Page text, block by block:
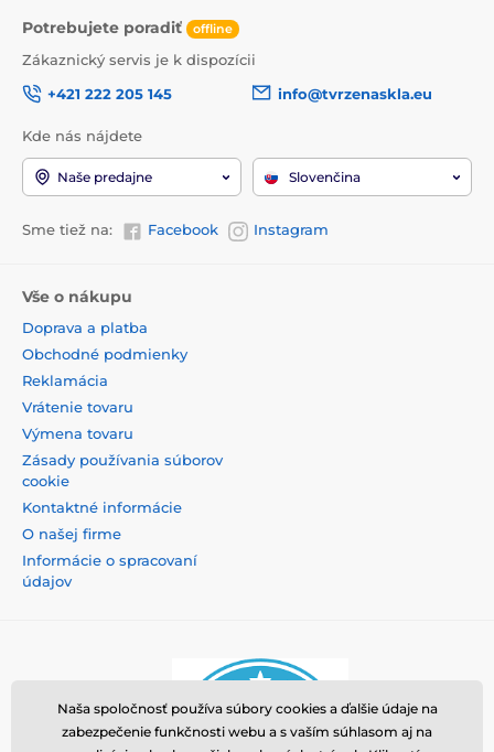
Potrebujete poradiť offline
Zákaznický servis je k dispozícii
+421 222 205 145
info@tvrzenaskla.eu
Kde nás nájdete
Naše predajne Slovenčina
Sme tiež na: Facebook Instagram
Vše o nákupu
Doprava a platba
Obchodné podmienky
Reklamácia
Vrátenie tovaru
Výmena tovaru
Zásady používania súborov
cookie
Kontaktné informácie
O našej firme
Informácie o spracovaní
údajov
Naša spoločnosť používa súbory cookies a ďalšie údaje na
zabezpečenie funkčnosti webu a s vaším súhlasom aj na